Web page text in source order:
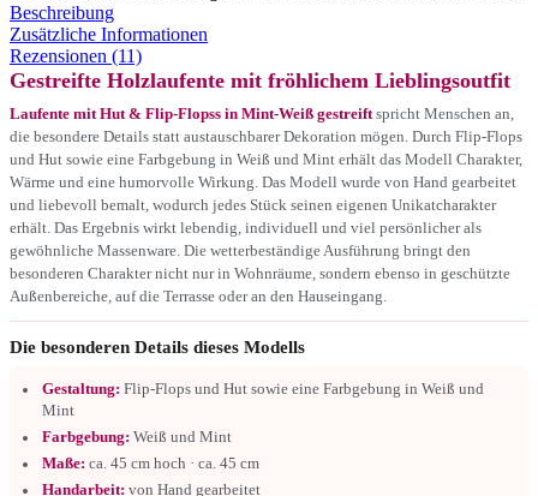
Beschreibung
Zusätzliche Informationen
Rezensionen (11)
Gestreifte Holzlaufente mit fröhlichem Lieblingsoutfit
Laufente mit Hut & Flip-Flopss in Mint-Weiß gestreift spricht Menschen an,
die besondere Details statt austauschbarer Dekoration mögen. Durch Flip-Flops
und Hut sowie eine Farbgebung in Weiß und Mint erhält das Modell Charakter,
Wärme und eine humorvolle Wirkung. Das Modell wurde von Hand gearbeitet
und liebevoll bemalt, wodurch jedes Stück seinen eigenen Unikatcharakter
erhält. Das Ergebnis wirkt lebendig, individuell und viel persönlicher als
gewöhnliche Massenware. Die wetterbeständige Ausführung bringt den
besonderen Charakter nicht nur in Wohnräume, sondern ebenso in geschützte
Außenbereiche, auf die Terrasse oder an den Hauseingang.
Die besonderen Details dieses Modells
Gestaltung: Flip-Flops und Hut sowie eine Farbgebung in Weiß und
Mint
Farbgebung: Weiß und Mint
Maße: ca. 45 cm hoch · ca. 45 cm
Handarbeit: von Hand gearbeitet